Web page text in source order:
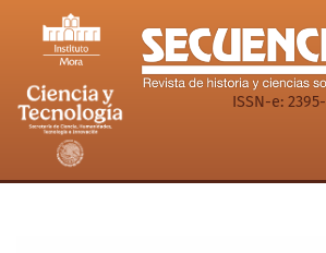
La confrontación por la abolición del
ISSN-e: